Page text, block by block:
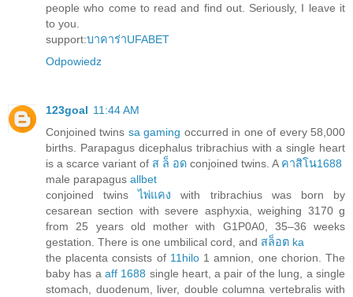
people who come to read and find out. Seriously, I leave it
to you.
support:บาคาร่าUFABET
Odpowiedz
123goal 11:44 AM
Conjoined twins sa gaming occurred in one of every 58,000
births. Parapagus dicephalus tribrachius with a single heart
is a scarce variant of ส ล็ อด conjoined twins. A คาสิโน1688
male parapagus allbet
conjoined twinsไพ่แคง with tribrachius was born by
cesarean section with severe asphyxia, weighing 3170 g
from 25 years old mother with G1P0A0, 35–36 weeks
gestation. There is one umbilical cord, and สล็อต ka
the placenta consists of 11hilo1 amnion, one chorion. The
baby has a aff 1688 single heart, a pair of the lung, a single
stomach, duodenum, liver, double columna vertebralis with